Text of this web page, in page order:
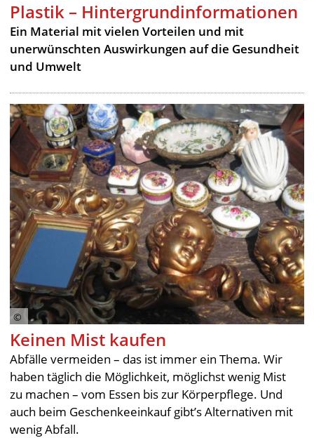
Plastik – Hintergrundinformationen
Ein Material mit vielen Vorteilen und mit
unerwünschten Auswirkungen auf die Gesundheit
und Umwelt
Keinen Mist kaufen
Abfälle vermeiden – das ist immer ein Thema. Wir
haben täglich die Möglichkeit, möglichst wenig Mist
zu machen – vom Essen bis zur Körperpflege. Und
auch beim Geschenkeeinkauf gibt’s Alternativen mit
wenig Abfall.